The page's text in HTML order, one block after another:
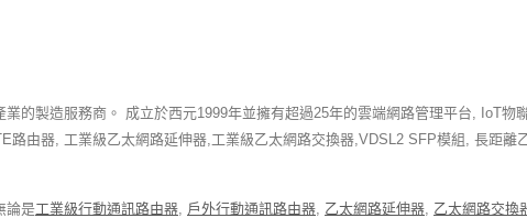
的製造服務商。 成立於西元1999年並擁有超過25年的雲端網路管理平台, IoT
路由器, 工業級乙太網路延伸器,工業級乙太網路交換器,VDSL2 SFP模組, 長距離
論是工業級行動通訊路由器, 戶外行動通訊路由器, 乙太網路延伸器, 乙太網路交換